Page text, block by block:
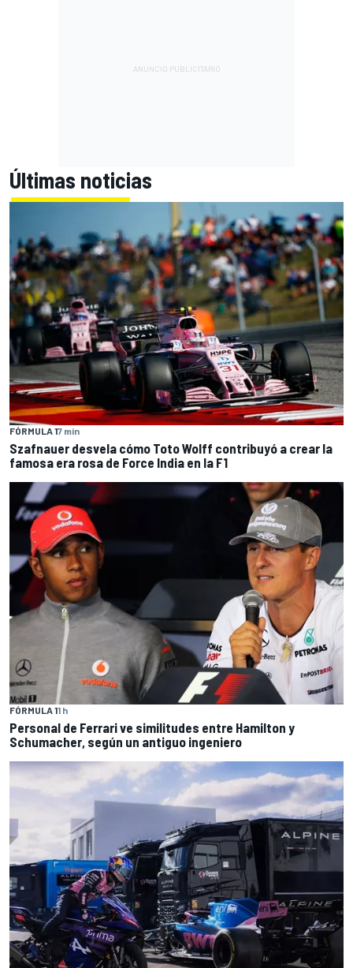
Últimas noticias
FÓRMULA 17 min
Szafnauer desvela cómo Toto Wolff contribuyó a crear la
famosa era rosa de Force India en la F1
FÓRMULA 11 h
Personal de Ferrari ve similitudes entre Hamilton y
Schumacher, según un antiguo ingeniero